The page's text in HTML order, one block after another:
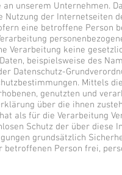
unserem Unternehmen.
Nutzung der Internetseiten
eine betroffene
Verarbeitung keine
beispielsweise des
Datenschutz-
Mittels
genutzten und
über die ihnen
als für die Verarbeitung
Schutz der über diese
grundsätzlich
betroffenen Person frei,